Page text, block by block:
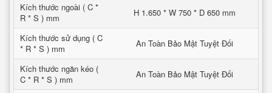
Kích thước ngoài ( C *
R * S ) mm
H 1.650 * W 750 * D 650 mm
Kích thước sử dụng ( C
* R * S ) mm
An Toàn Bảo Mật Tuyệt Đối
Kích thước ngăn kéo (
C * R * S ) mm
An Toàn Bảo Mật Tuyệt Đối